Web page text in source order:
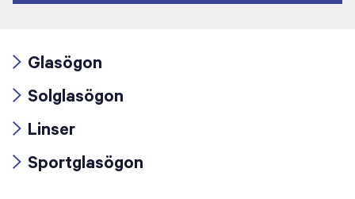
icon
Glasögon
icon
Solglasögon
icon
Linser
Sportglasögon